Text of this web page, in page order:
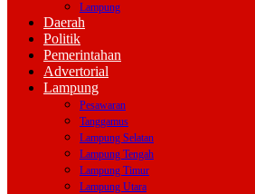
Lampung
Daerah
Politik
Pemerintahan
Advertorial
Lampung
Pesawaran
Tanggamus
Lampung Selatan
Lampung Tengah
Lampung Timur
Lampung Utara